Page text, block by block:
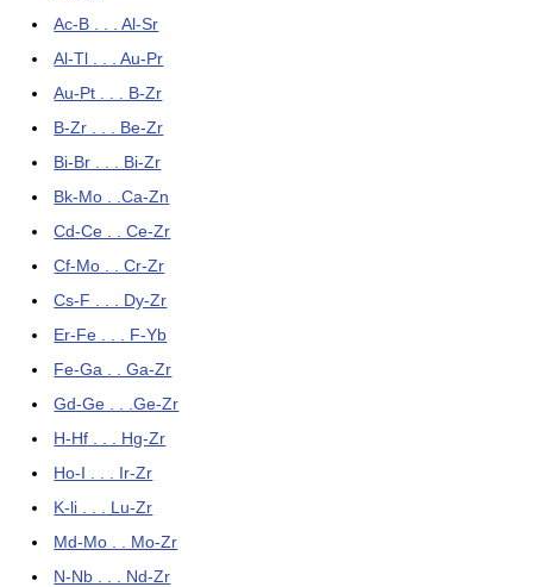
Ac-B . . . Al-Sr
Al-Tl . . . Au-Pr
Au-Pt . . . B-Zr
B-Zr . . . Be-Zr
Bi-Br . . . Bi-Zr
Bk-Mo . .Ca-Zn
Cd-Ce . . Ce-Zr
Cf-Mo . . Cr-Zr
Cs-F . . . Dy-Zr
Er-Fe . . . F-Yb
Fe-Ga . . Ga-Zr
Gd-Ge . . .Ge-Zr
H-Hf . . . Hg-Zr
Ho-I . . . Ir-Zr
K-li . . . Lu-Zr
Md-Mo . . Mo-Zr
N-Nb . . . Nd-Zr